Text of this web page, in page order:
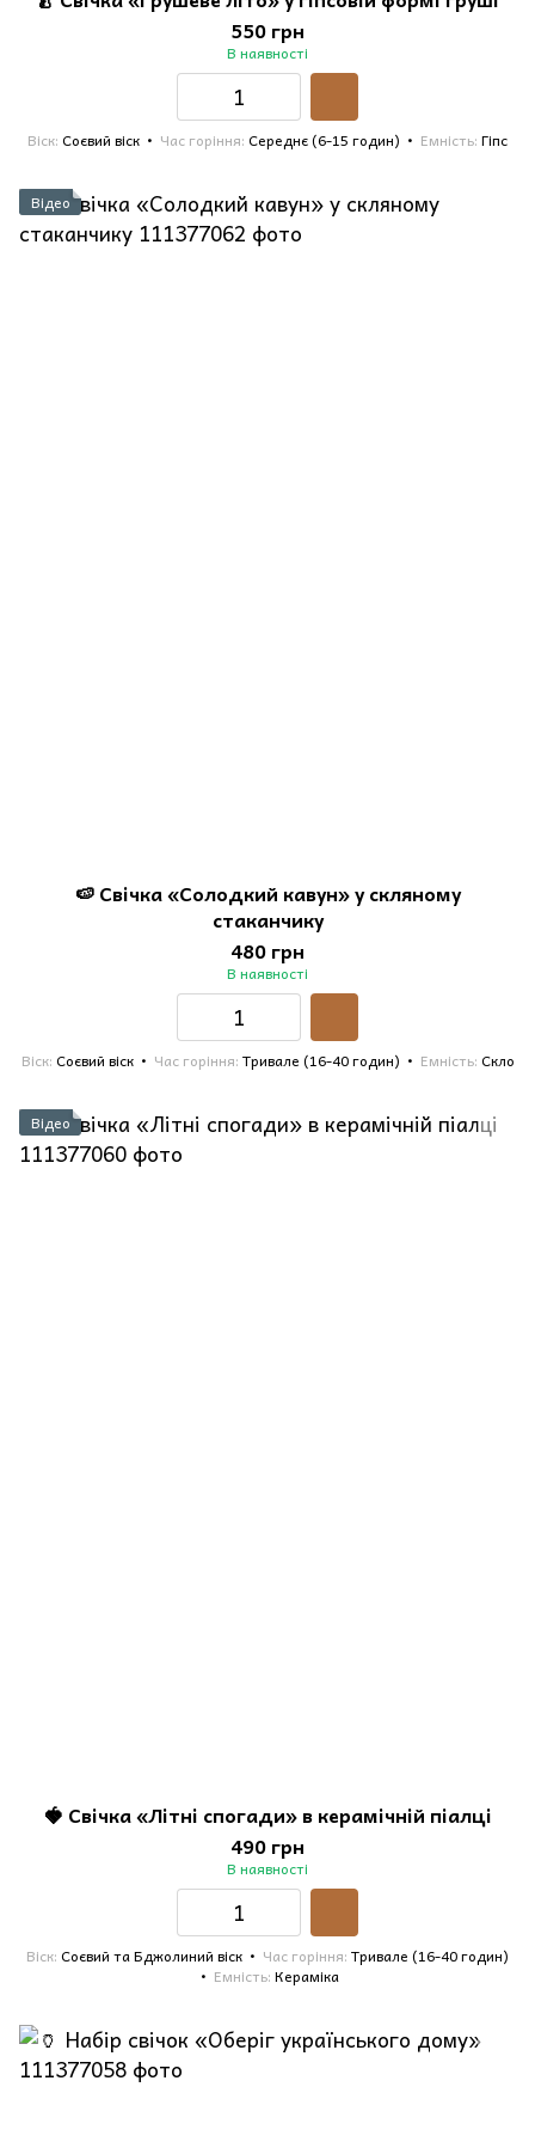
550 грн
В наявності
Віск Соєвий віск Час горіння Середнє (6-15 годин) Емність Гіпс
Відео
🍉 Свічка «Солодкий кавун» у скляному
стаканчику
480 грн
В наявності
Віск Соєвий віск Час горіння Тривале (16-40 годин) Емність Скло
Відео
🍓 Свічка «Літні спогади» в керамічній піалці
490 грн
В наявності
Віск Соєвий та Бджолиний віск Час горіння Тривале (16-40 годин)
Емність Кераміка